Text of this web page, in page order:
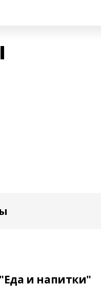
и напитки"